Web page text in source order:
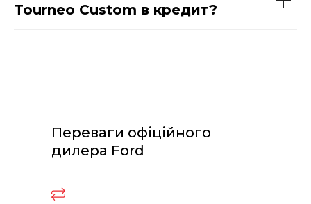
Tourneo Custom в кредит?
Переваги офіційного
дилера Ford